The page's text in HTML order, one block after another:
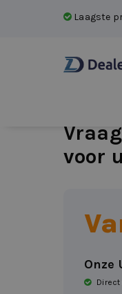
Laagste
voor
Onze
Direct